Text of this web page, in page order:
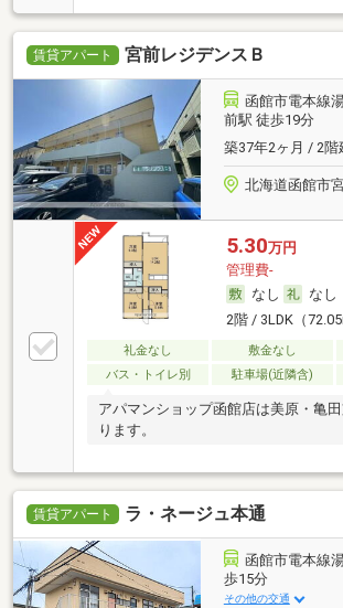
賃貸アパート 宮前レジデンスＢ
函館市電本線
前駅 徒歩19分
築37年2ヶ月 / 2階
北海道函館市
5.30万円
管理費-
なし
なし
2階 / 3LDK（
礼金なし 敷金なし
バス・トイレ別
駐車場(近隣含)
アパマンショップ函館店は美原・亀
ります。
賃貸アパート ラ・ネージュ本通
函館市電本線
歩15分
その他の交通